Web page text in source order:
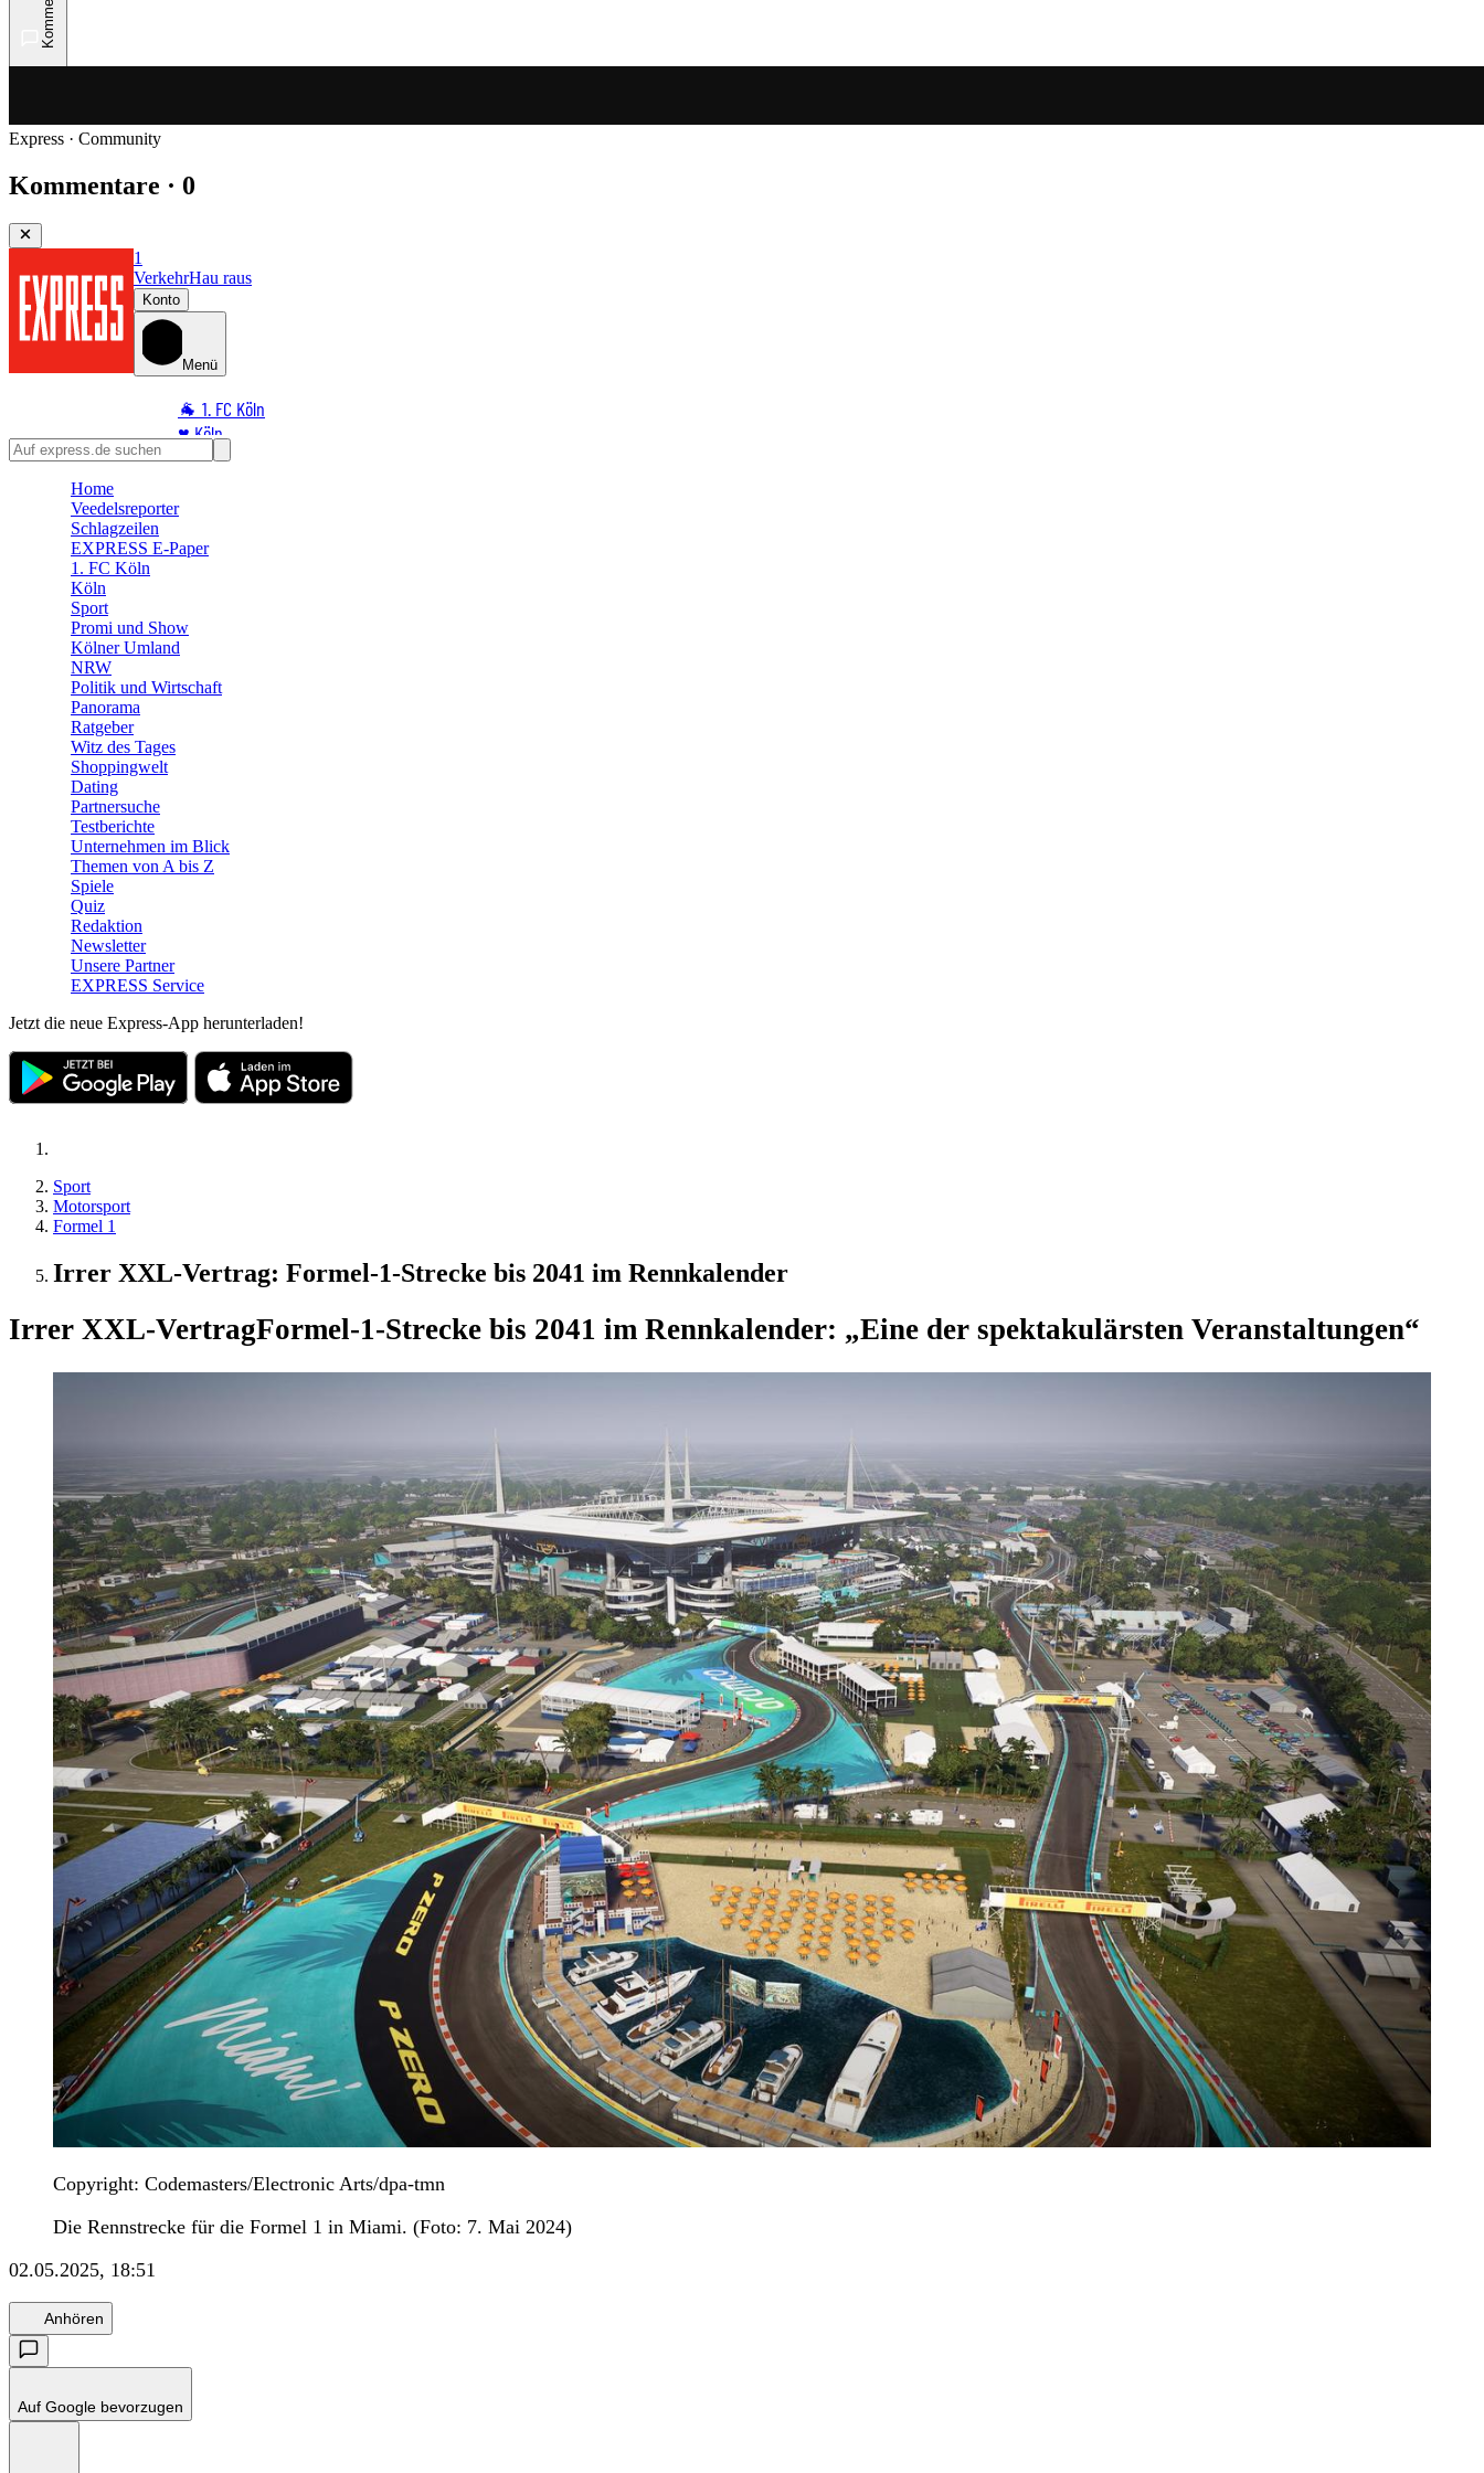
Express · Community
Kommentare · 0
1
VerkehrHau raus
Konto
Menü
🐐 1. FC Köln
♥️ Köln
⭐ Promi
🛒 Shoppingwelt
🧩 Spiele
Home
Veedelsreporter
Schlagzeilen
EXPRESS E-Paper
1. FC Köln
Köln
Sport
Promi und Show
Kölner Umland
NRW
Politik und Wirtschaft
Panorama
Ratgeber
Witz des Tages
Shoppingwelt
Dating
Partnersuche
Testberichte
Unternehmen im Blick
Themen von A bis Z
Spiele
Quiz
Redaktion
Newsletter
Unsere Partner
EXPRESS Service
Jetzt die neue Express-App herunterladen!
Sport
Motorsport
Formel 1
Irrer XXL-Vertrag: Formel-1-Strecke bis 2041 im Rennkalender
Irrer XXL-VertragFormel-1-Strecke bis 2041 im Rennkalender: „Eine der spektakulärsten Veranstaltungen“
Copyright: Codemasters/Electronic Arts/dpa-tmn
Die Rennstrecke für die Formel 1 in Miami. (Foto: 7. Mai 2024)
02.05.2025, 18:51
Anhören
Auf Google bevorzugen